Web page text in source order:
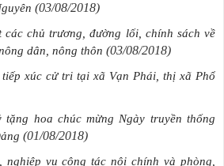
(03/08/2018)
các chủ trương, đường lối, chính sách về
dân, nông thôn (03/08/2018)
xúc cử tri tại xã Vạn Phái, thị xã Phổ
tặng hoa chúc mừng Ngày truyền thống
(01/08/2018)
nghiệp vụ công tác nội chính và phòng,